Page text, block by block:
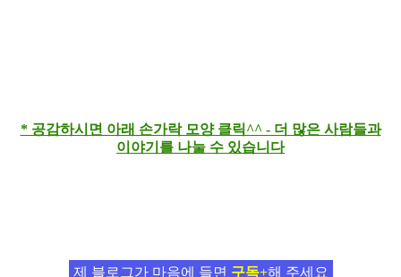
* 공감하시면 아래 손가락 모양 클릭^^ - 더 많은 사람들과
이야기를 나눌 수 있습니다
제 블로그가 마음에 들면 구독+해 주세요